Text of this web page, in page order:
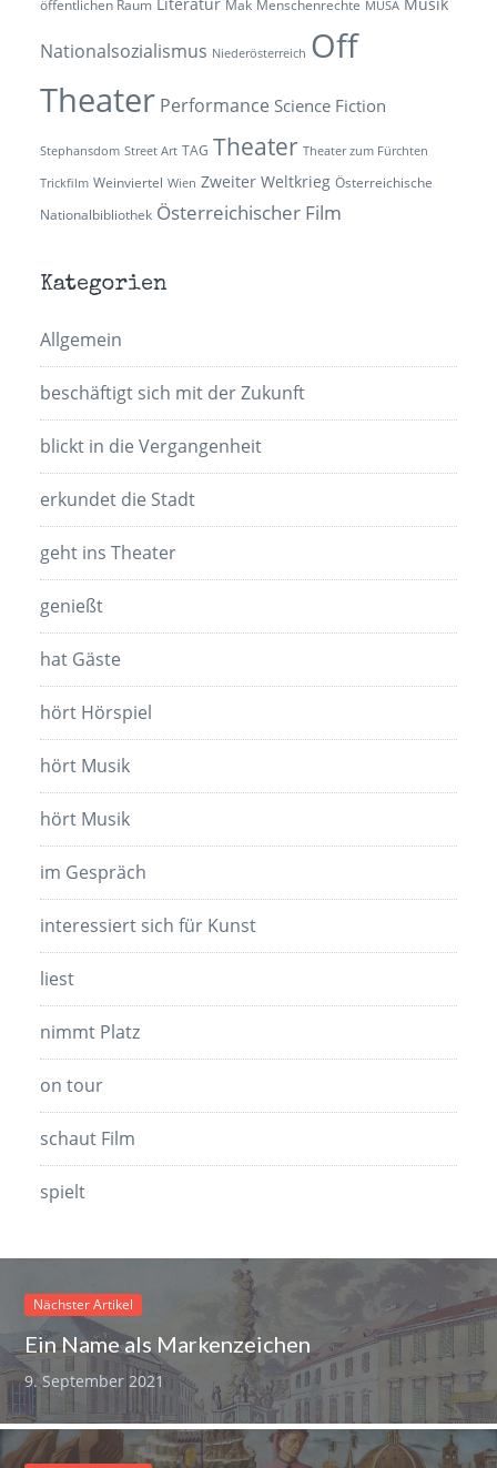
öffentlichen Raum
Mak Menschenrechte MUSA
Nationalsozialismus Niederösterreich Off
Theater Performance Science Fiction
Stephansdom Street Art TAG Theater Theater zum Fürchten
Trickfilm Weinviertel Wien Zweiter Weltkrieg Österreichische
Nationalbibliothek Österreichischer Film
Kategorien
Allgemein
beschäftigt sich mit der Zukunft
blickt in die Vergangenheit
erkundet die Stadt
geht ins Theater
genießt
hat Gäste
hört Hörspiel
hört Musik
hört Musik
im Gespräch
interessiert sich für Kunst
liest
nimmt Platz
on tour
schaut Film
spielt
Nächster Artikel
Ein Name als Markenzeichen
9. September 2021